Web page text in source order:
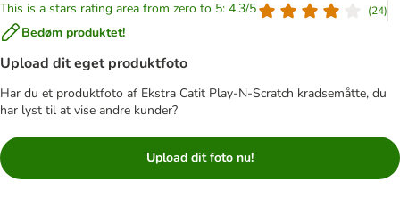
This is a stars rating area from zero to 5: 4.3/5 (24)
Bedøm produktet!
Upload dit eget produktfoto
Har du et produktfoto af Ekstra Catit Play-N-Scratch kradsemåtte, du
har lyst til at vise andre kunder?
Upload dit foto nu!